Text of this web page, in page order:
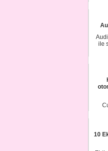
ile
10